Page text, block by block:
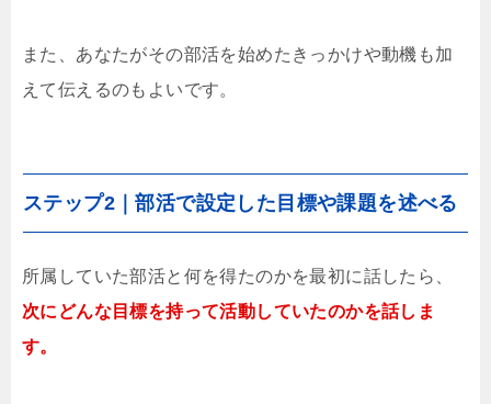
また、あなたがその部活を始めたきっかけや動機も加
えて伝えるのもよいです。
ステップ2｜部活で設定した目標や課題を述べる
所属していた部活と何を得たのかを最初に話したら、
次にどんな目標を持って活動していたのかを話しま
す。